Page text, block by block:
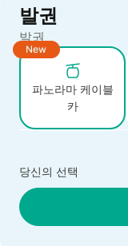
발권
발권
파노라마 케이블
카
당신의 선택